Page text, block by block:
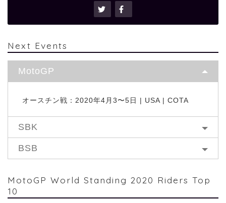
Next Events
MotoGP
オースチン戦：2020年4月3〜5日 | USA | COTA
SBK
BSB
MotoGP World Standing 2020 Riders Top
10